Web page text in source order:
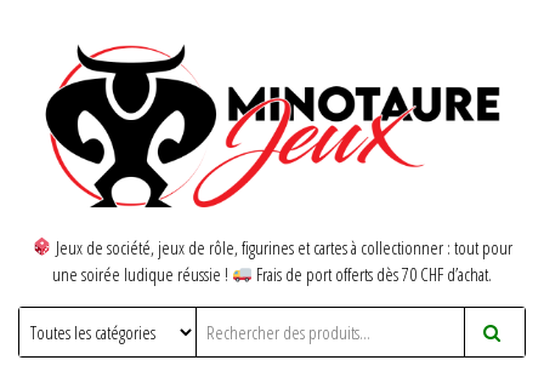
Jeux de société, jeux de rôle, figurines et cartes à collectionner : tout pour
une soirée ludique réussie !
Frais de port offerts dès 70 CHF d’achat.